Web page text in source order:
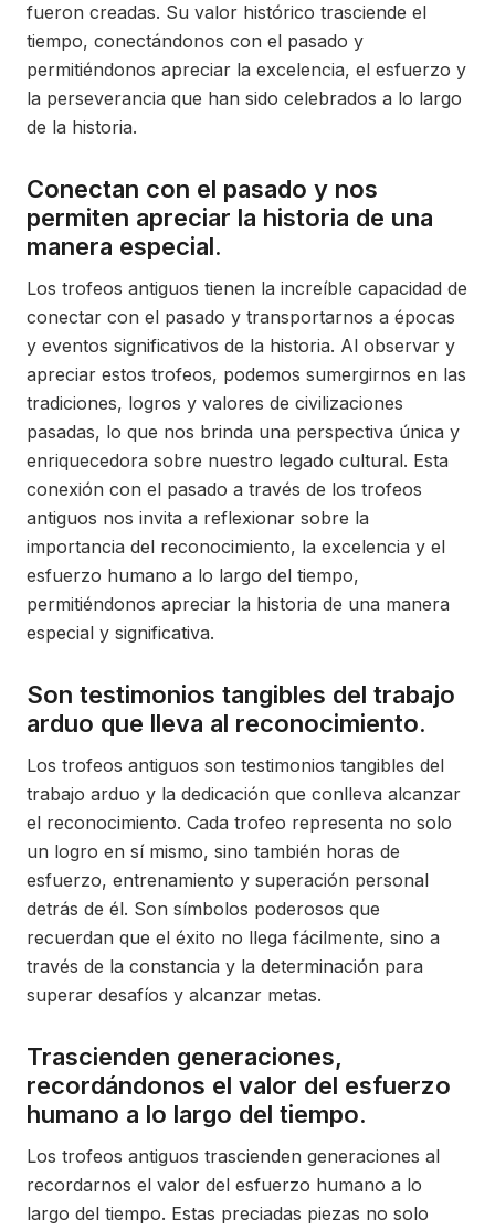
fueron creadas. Su valor histórico trasciende el
tiempo, conectándonos con el pasado y
permitiéndonos apreciar la excelencia, el esfuerzo y
la perseverancia que han sido celebrados a lo largo
de la historia.
Conectan con el pasado y nos
permiten apreciar la historia de una
manera especial.
Los trofeos antiguos tienen la increíble capacidad de
conectar con el pasado y transportarnos a épocas
y eventos significativos de la historia. Al observar y
apreciar estos trofeos, podemos sumergirnos en las
tradiciones, logros y valores de civilizaciones
pasadas, lo que nos brinda una perspectiva única y
enriquecedora sobre nuestro legado cultural. Esta
conexión con el pasado a través de los trofeos
antiguos nos invita a reflexionar sobre la
importancia del reconocimiento, la excelencia y el
esfuerzo humano a lo largo del tiempo,
permitiéndonos apreciar la historia de una manera
especial y significativa.
Son testimonios tangibles del trabajo
arduo que lleva al reconocimiento.
Los trofeos antiguos son testimonios tangibles del
trabajo arduo y la dedicación que conlleva alcanzar
el reconocimiento. Cada trofeo representa no solo
un logro en sí mismo, sino también horas de
esfuerzo, entrenamiento y superación personal
detrás de él. Son símbolos poderosos que
recuerdan que el éxito no llega fácilmente, sino a
través de la constancia y la determinación para
superar desafíos y alcanzar metas.
Trascienden generaciones,
recordándonos el valor del esfuerzo
humano a lo largo del tiempo.
Los trofeos antiguos trascienden generaciones al
recordarnos el valor del esfuerzo humano a lo
largo del tiempo. Estas preciadas piezas no solo